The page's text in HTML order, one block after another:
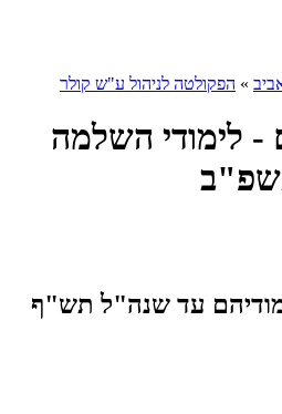
» הפקולטה לניהול ע"ש קולר
- לימודי השלמה
עד שנה"ל תש"ף